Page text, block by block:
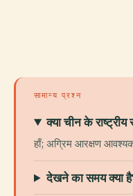
सामान्य प्रश्न
क्या चीन के
हाँ; अग्रिम आरक्षण
देखने का समय क्या